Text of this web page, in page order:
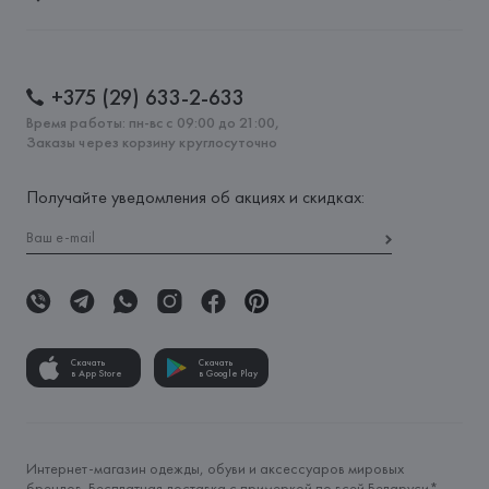
+375 (29) 633-2-633
Время работы: пн-вс с 09:00 до 21:00,
Заказы через корзину круглосуточно
Получайте уведомления об акциях и скидках:
Скачать
в App Store
Скачать
в Google Play
Интернет-магазин одежды, обуви и аксессуаров мировых